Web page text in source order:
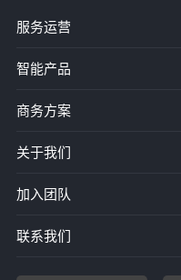
服务运营
智能产品
商务方案
关于我们
加入团队
联系我们